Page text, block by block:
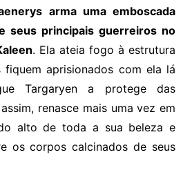
arma uma emboscada
seus principais guerreiros no
. Ela ateia fogo à estrutura
fiquem aprisionados com ela lá
Targaryen a protege das
renasce mais uma vez em
alto de toda a sua beleza e
os corpos calcinados de seus